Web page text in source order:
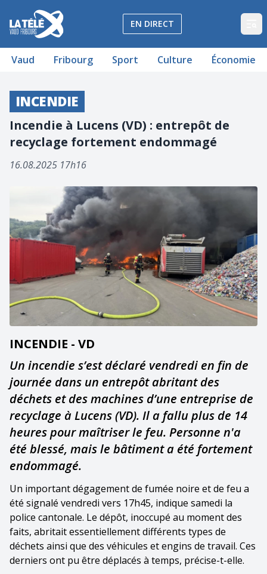
La Télé - Télévision régionale Vaud et Fribourg
EN DIRECT
Vaud Fribourg Sport Culture Économie
INCENDIE
Incendie à Lucens (VD) : entrepôt de
recyclage fortement endommagé
16.08.2025 17h16
INCENDIE - VD
Un incendie s’est déclaré vendredi en fin de
journée dans un entrepôt abritant des
déchets et des machines d’une entreprise de
recyclage à Lucens (VD). Il a fallu plus de 14
heures pour maîtriser le feu. Personne n'a
été blessé, mais le bâtiment a été fortement
endommagé.
Un important dégagement de fumée noire et de feu a
été signalé vendredi vers 17h45, indique samedi la
police cantonale. Le dépôt, inoccupé au moment des
faits, abritait essentiellement différents types de
déchets ainsi que des véhicules et engins de travail. Ces
derniers ont pu être déplacés à temps, précise-t-elle.